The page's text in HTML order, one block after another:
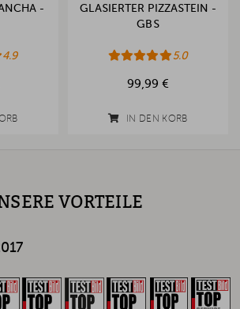
-
4.9
GLASIERTER PIZZASTEIN -
GBS
5.0
99,99 €
IN DEN KORB
VORTEILE